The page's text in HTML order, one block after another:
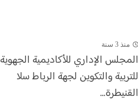
منذ 3 سنة
المجلس الإداري للأكاديمية الجهوية
للتربية والتكوين لجهة الرباط سلا
القنيطرة...